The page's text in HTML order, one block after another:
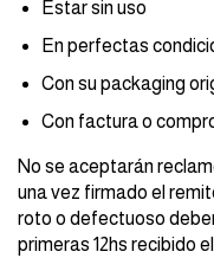
Estar sin uso
En perfectas
Con su packaging
Con factura o
No se aceptarán
una vez firmado el
roto o defectuoso
primeras 12hs recibido